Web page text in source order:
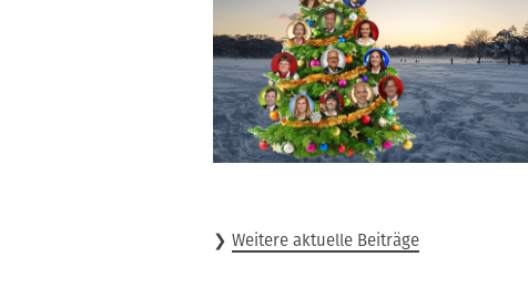
❯ Weitere aktuelle Beiträge